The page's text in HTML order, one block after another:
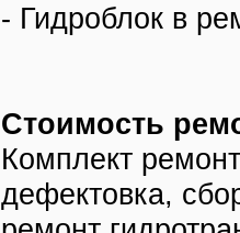
- Гидроблок в
Стоимость
Комплект
дефектовка,